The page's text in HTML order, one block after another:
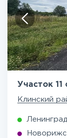
Участок 11
Клинский